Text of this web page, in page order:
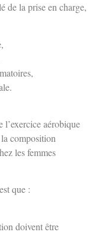
de la prise en charge,
l’exercice aérobique
composition
les femmes
que :
doivent être